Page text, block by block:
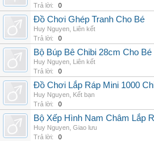
Trả lời:
0
Đồ Chơi Ghép Tranh Cho Bé
Huy Nguyen Liên kết
Trả lời:
0
Bộ Búp Bê Chibi 28cm Cho Bé
Huy Nguyen Liên kết
Trả lời:
0
Đồ Chơi Lắp Ráp Mini 1000
Huy Nguyen Kết bạn
Trả lời:
0
Bộ Xếp Hình Nam Châm Lắp
Huy Nguyen Giao lưu
Trả lời:
0